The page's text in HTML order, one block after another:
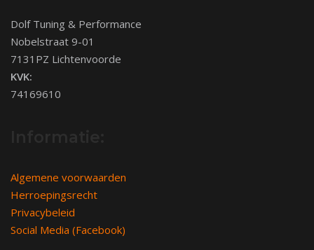
Dolf Tuning & Performance
Nobelstraat 9-01
7131PZ Lichtenvoorde
KVK:
74169610
Algemene voorwaarden
Herroepingsrecht
Privacybeleid
Social Media (Facebook)